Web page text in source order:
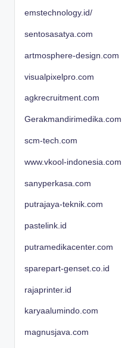
emstechnology.id/
sentosasatya.com
artmosphere-design.com
visualpixelpro.com
agkrecruitment.com
Gerakmandirimedika.com
scm-tech.com
www.vkool-indonesia.com
sanyperkasa.com
putrajaya-teknik.com
pastelink.id
putramedikacenter.com
sparepart-genset.co.id
rajaprinter.id
karyaalumindo.com
magnusjava.com